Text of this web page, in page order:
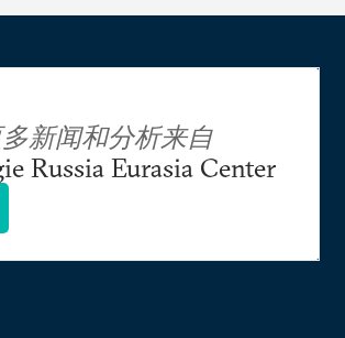
新闻和分析来自
Russia Eurasia Center